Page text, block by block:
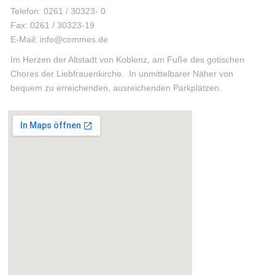
Telefon: 0261 / 30323- 0
Fax: 0261 / 30323-19
E-Mail: info@commes.de
Im Herzen der Altstadt von Koblenz, am Fuße des gotischen
Chores der Liebfrauenkirche. In unmittelbarer Näher von
bequem zu erreichenden, ausreichenden Parkplätzen.